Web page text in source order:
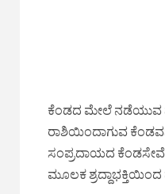
ಕೆಂಡದ ಮೇಲೆ ನಡೆಯುವ
ರಾಶಿಯಿಂದಾಗುವ
ಸಂಪ್ರದಾಯದ ಕೆಂಡಸೇವೆ
ಮೂಲಕ